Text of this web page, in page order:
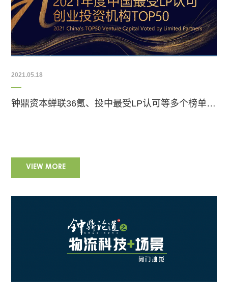
2021.05.18
钟鼎资本蝉联36氪、投中最受LP认可等多个榜单|钟鼎荣誉
VIEW MORE